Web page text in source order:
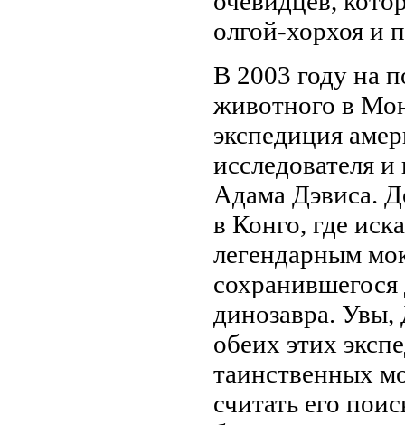
олгой-хорхоя и
В 2003 году на
животного в
экспедиция
исследователя
Адама Дэвиса.
в Конго, где
легендарным
динозавра. Увы,
обеих этих
таинственных
считать его